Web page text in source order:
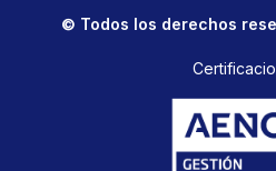
© Todos los derechos